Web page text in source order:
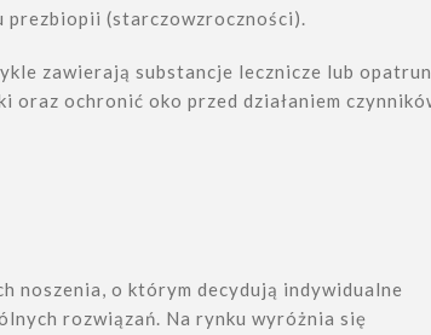
prezbiopii (starczowzroczności).
zawierają substancje lecznicze lub
ochronić oko przed działaniem
noszenia, o którym decydują indywidualne
rozwiązań. Na rynku wyróżnia się